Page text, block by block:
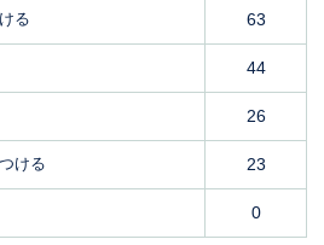
る 63
44
26
ける 23
0